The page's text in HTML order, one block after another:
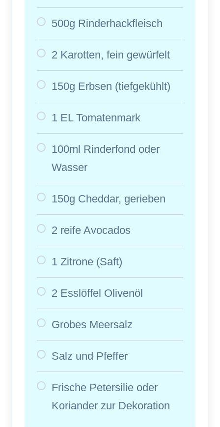
500g Rinderhackfleisch
2 Karotten, fein gewürfelt
150g Erbsen (tiefgekühlt)
1 EL Tomatenmark
100ml Rinderfond oder
Wasser
150g Cheddar, gerieben
2 reife Avocados
1 Zitrone (Saft)
2 Esslöffel Olivenöl
Grobes Meersalz
Salz und Pfeffer
Frische Petersilie oder
Koriander zur Dekoration